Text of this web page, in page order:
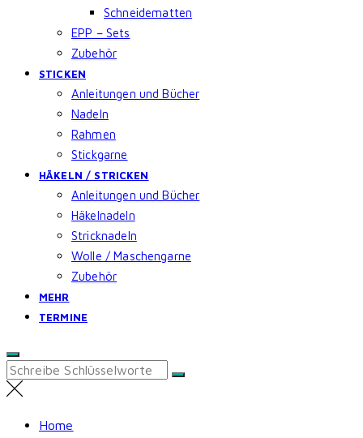
Schneidematten
EPP – Sets
Zubehör
STICKEN
Anleitungen und Bücher
Nadeln
Rahmen
Stickgarne
HÄKELN / STRICKEN
Anleitungen und Bücher
Häkelnadeln
Stricknadeln
Wolle / Maschengarne
Zubehör
MEHR
TERMINE
Search
for:
Home